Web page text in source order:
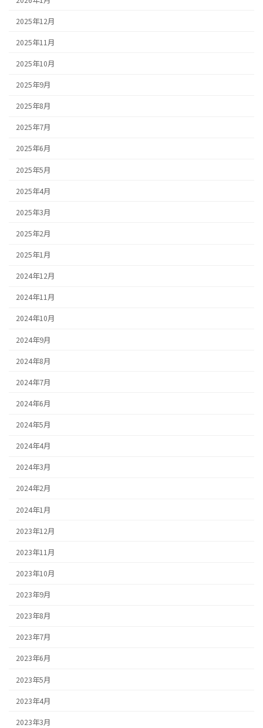
2025年12月
2025年11月
2025年10月
2025年9月
2025年8月
2025年7月
2025年6月
2025年5月
2025年4月
2025年3月
2025年2月
2025年1月
2024年12月
2024年11月
2024年10月
2024年9月
2024年8月
2024年7月
2024年6月
2024年5月
2024年4月
2024年3月
2024年2月
2024年1月
2023年12月
2023年11月
2023年10月
2023年9月
2023年8月
2023年7月
2023年6月
2023年5月
2023年4月
2023年3月